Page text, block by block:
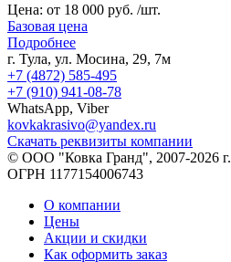
Цена: от 18 000 руб. /шт.
Базовая цена
Подробнее
г. Тула, ул. Мосина, 29, 7м
+7 (4872) 585-495
+7 (910) 941-08-78
WhatsApp, Viber
kovkakrasivo@yandex.ru
Скачать реквизиты компании
© ООО "Ковка Гранд", 2007-2026 г.
ОГРН 1177154006743
О компании
Цены
Акции и скидки
Как оформить заказ